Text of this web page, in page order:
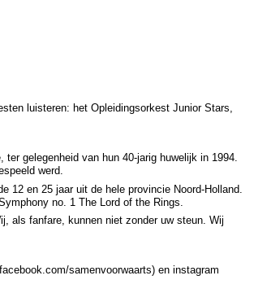
luisteren: het Opleidingsorkest Junior Stars,
gelegenheid van hun 40-jarig huwelijk in 1994.
werd.
en 25 jaar uit de hele provincie Noord-Holland.
no. 1 The Lord of the Rings.
als fanfare, kunnen niet zonder uw steun. Wij
samenvoorwaarts) en instagram